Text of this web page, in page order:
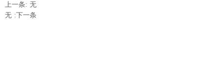
上一条: 无
无 :下一条